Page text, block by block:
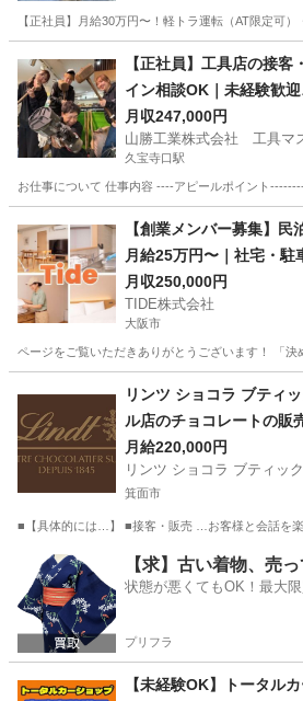
【正社員】月給30万円〜！軽トラ運転（AT限定可
萱島駅 その他 事務
【正社員】工具店の接客
イン相談OK｜未経験歓
｜賞与
月収247,000円
山勝工業株式会社 工具マ
久宝寺口駅
お仕事について 仕事内容 ----アピールポイント
久宝寺口駅 その他 未
【創業メンバー募集】民
月給25万円〜｜社宅・駐
月収250,000円
TIDE株式会社
大阪市
ページをご覧いただきありがとうございます！ 「
業務
リンツ ショコラ ブティ
ル店のチョコレートの販
新卒歓迎】
月給220,000円
リンツ ショコラ ブティッ
箕面市
■【具体的には…】 ■接客・販売 …お客様と会話を
大阪 箕面市 飲食
【求】古い着物、売
状態が悪くてもOK！最大
プリフラ
【未経験OK】トータル